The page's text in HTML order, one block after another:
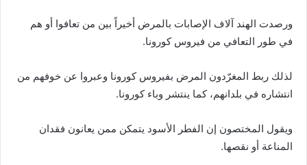
ورصدت الهند آلاف الإصابات بالمرض أخيراً بين من تعافوا أو هم
في طور التعافي من فيروس كورونا.
لذلك ربط المغرّدون المرض بفيروس كورونا وعبروا عن خوفهم من
انتشاره في بلدانهم، كما ينتشر وباء كورونا.
ويقول المختصون إن الفطر الأسود يتمكن ممن يعانون فقدان
المناعة أو نقصها.